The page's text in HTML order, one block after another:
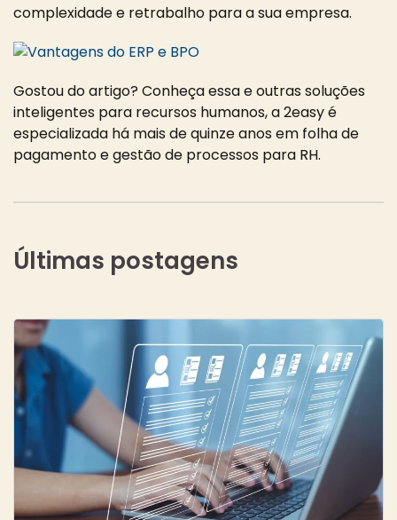
complexidade e retrabalho para a sua empresa.
Gostou do artigo? Conheça essa e outras soluções
inteligentes para recursos humanos, a2easyé
especializada há mais de quinze anos em folha de
pagamento e gestão de processos para RH.
Últimas postagens